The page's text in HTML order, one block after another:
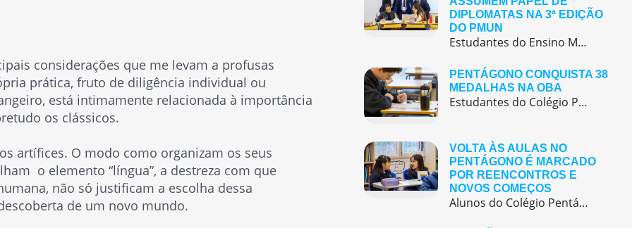
considerações que me levam a profusas
prática, fruto de diligência individual ou
está intimamente relacionada à importância
os clássicos.
artífices. O modo como organizam os seus
o elemento “língua”, a destreza com que
não só justificam a escolha dessa
de um novo mundo.
DIPLOMATAS NA 3ª EDIÇÃO
DO PMUN
Estudantes do Ensino Médio do Colégio Pentágono protagonizaram uma simulação da ONU, defendendo posições de países em comitês temáticos e vivenciando, na prática, negociações diplomáticas multilíngues.
PENTÁGONO CONQUISTA 38
MEDALHAS NA OBA
Estudantes do Colégio Pentágono conquistam excelente resultado na Olimpíada Brasileira de Astronomia e Astronáutica (OBA) 2025, somando 38 medalhas.
VOLTA ÀS AULAS NO
PENTÁGONO É MARCADO
POR REENCONTROS E
NOVOS COMEÇOS
Alunos do Colégio Pentágono retornaram às aulas trazendo o entusiasmo dos reencontros e o desejo de seguir aprendendo com significado.